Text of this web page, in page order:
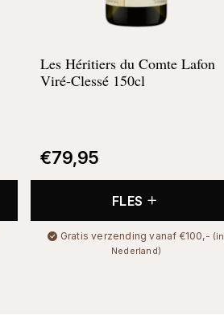
Les Héritiers du Comte Lafon
Viré-Clessé 150cl
€79,95
FLES
Gratis verzending vanaf €100,- (in
Nederland)